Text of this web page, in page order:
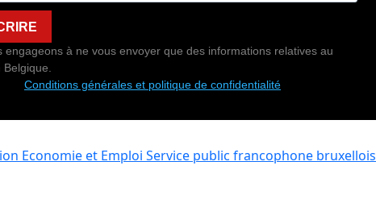
engageons à ne vous envoyer que des informations relatives au
Conditions générales et politique de confidentialité
Economie et Emploi Service public francophone bruxellois